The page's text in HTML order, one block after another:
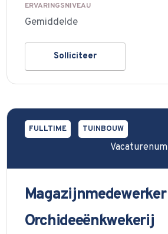
ERVARINGSNIVEAU
Gemiddelde
Solliciteer
FULLTIME TUINBOUW
Magazijnmedewerker
Orchideeënkwekerij